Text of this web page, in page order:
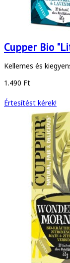
Cupper Bio
Kellemes és
1.490 Ft
Értesítést kérek!